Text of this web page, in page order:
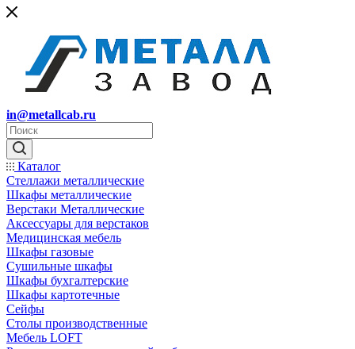
in@metallcab.ru
Каталог
Стеллажи металлические
Шкафы металлические
Верстаки Металлические
Аксессуары для верстаков
Медицинская мебель
Шкафы газовые
Сушильные шкафы
Шкафы бухгалтерские
Шкафы картотечные
Сейфы
Столы производственные
Мебель LOFT